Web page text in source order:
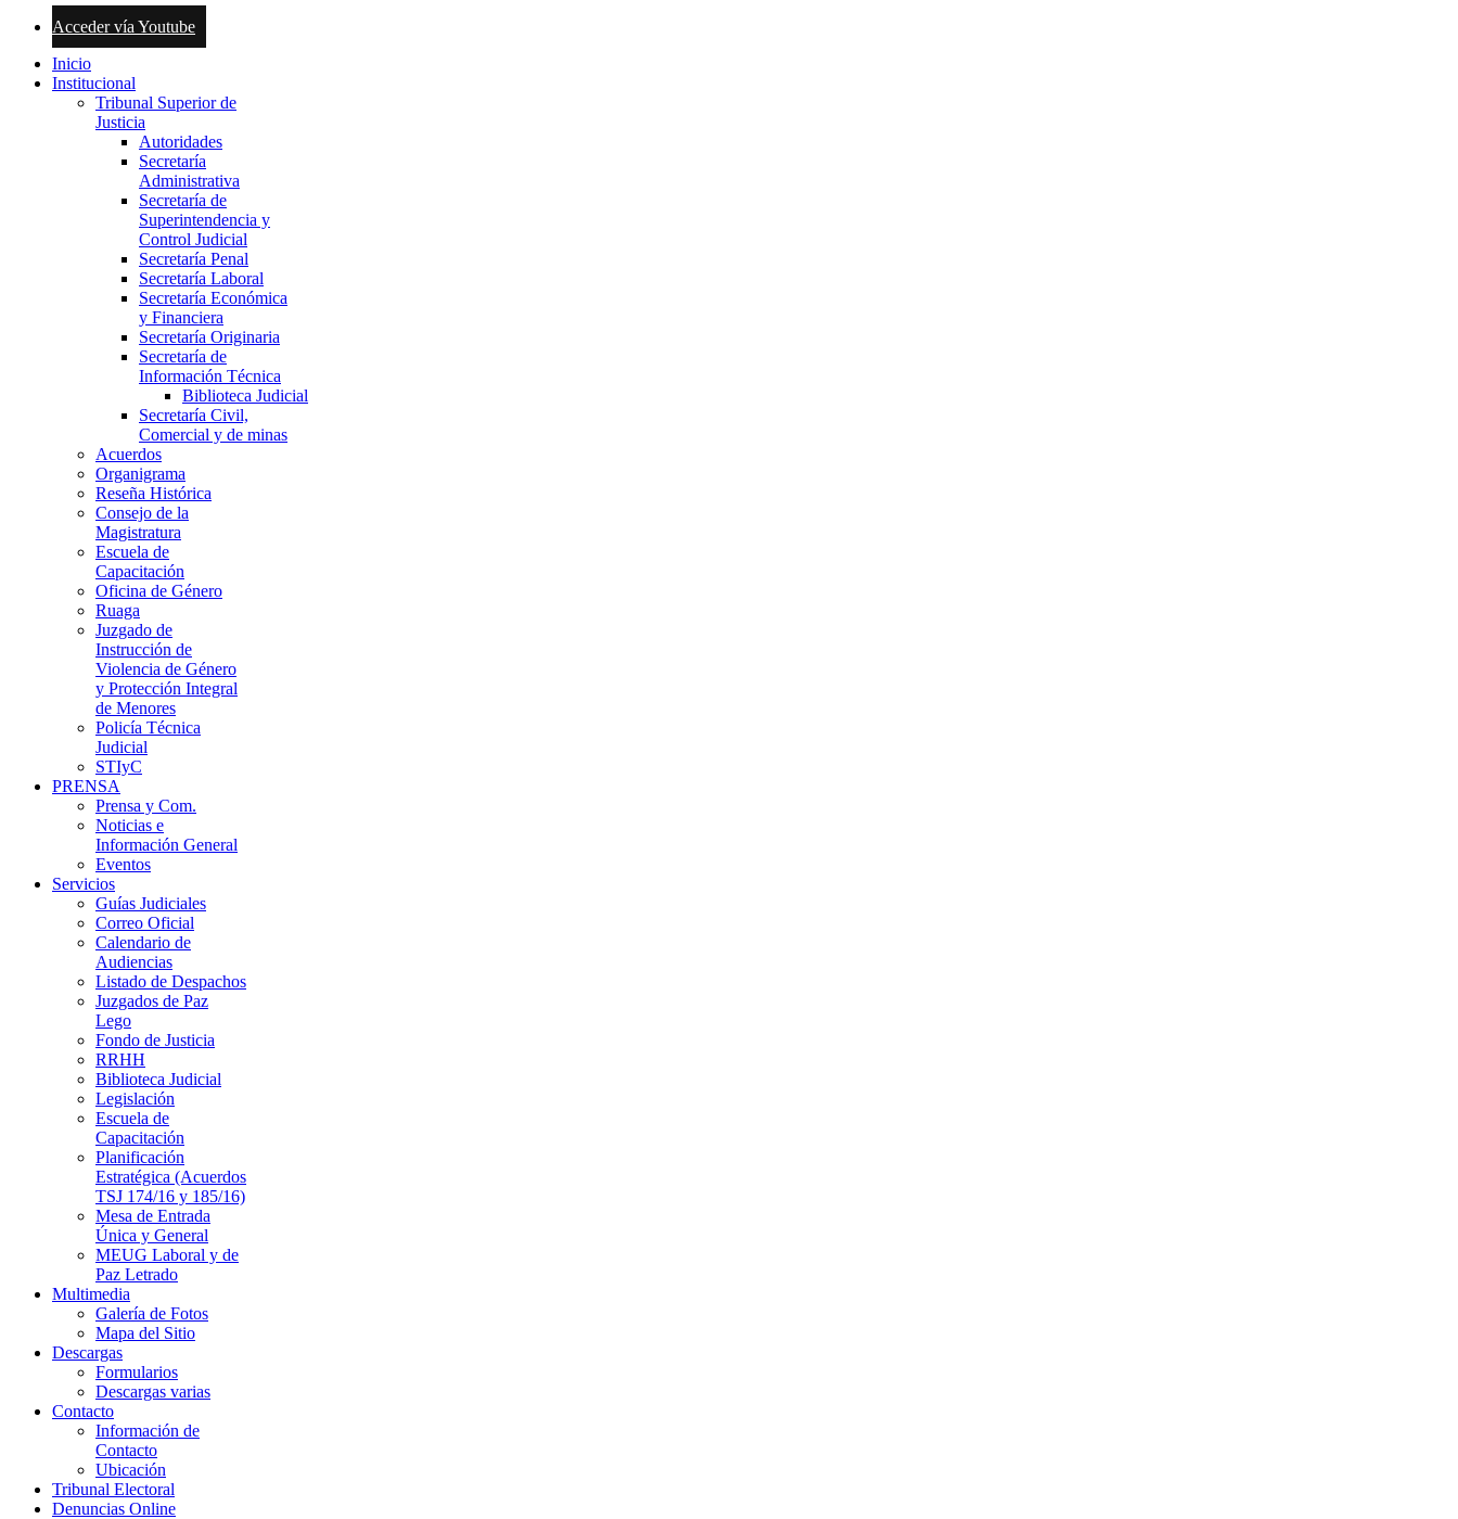
Acceder vía Youtube
Inicio
Institucional
Tribunal Superior de
Justicia
Autoridades
Secretaría
Administrativa
Secretaría de
Superintendencia y
Control Judicial
Secretaría Penal
Secretaría Laboral
Secretaría Económica
y Financiera
Secretaría Originaria
Secretaría de
Información Técnica
Biblioteca Judicial
Secretaría Civil,
Comercial y de minas
Acuerdos
Organigrama
Reseña Histórica
Consejo de la
Magistratura
Escuela de
Capacitación
Oficina de Género
Ruaga
Juzgado de
Instrucción de
Violencia de Género
y Protección Integral
de Menores
Policía Técnica
Judicial
STIyC
PRENSA
Prensa y Com.
Noticias e
Información General
Eventos
Servicios
Guías Judiciales
Correo Oficial
Calendario de
Audiencias
Listado de Despachos
Juzgados de Paz
Lego
Fondo de Justicia
RRHH
Biblioteca Judicial
Legislación
Escuela de
Capacitación
Planificación
Estratégica (Acuerdos
TSJ 174/16 y 185/16)
Mesa de Entrada
Única y General
MEUG Laboral y de
Paz Letrado
Multimedia
Galería de Fotos
Mapa del Sitio
Descargas
Formularios
Descargas varias
Contacto
Información de
Contacto
Ubicación
Tribunal Electoral
Denuncias Online